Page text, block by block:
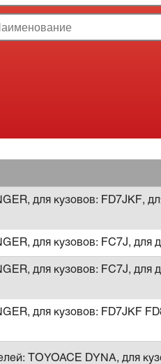
для кузовов: FD7JKF,
для кузовов: FC7J, для
для кузовов: FC7J, для
для кузовов: FD7JKF
TOYOACE DYNA, для